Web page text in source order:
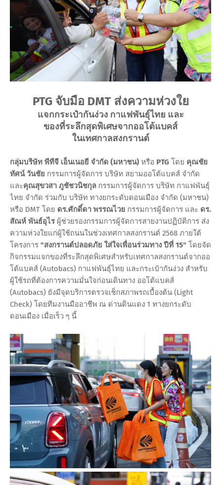
PTG จับมือ DMT ส่งความห่วงใย
แจกกระเป๋ากันง่วง กาแฟพันธุ์ไทย และ
ของที่ระลึกสุดพิเศษจากออโต้แบคส์
ในเทศกาลสงกรานต์
กลุ่มบริษัท พีทีจี เอ็นเนอยี จำกัด (มหาชน) หรือ PTG โดย คุณชัย
ทัศน์ วันชัย กรรมการผู้จัดการ บริษัท สยามออโต้แบคส์ จำกัด
และคุณสุขวสา ภูชัชวนิชกุล กรรมการผู้จัดการ บริษัท กาแฟพันธุ์
ไทย จำกัด ร่วมกับ บริษัท ทางยกระดับดอนเมือง จำกัด (มหาชน)
หรือ DMT โดย ดร.ศักดิ์ดา พรรณไวย กรรมการผู้จัดการ และ ดร.
สัณห์ พันธ์อุไร ผู้ช่วยรองกรรมการผู้จัดการสายงานปฏิบัติการ ส่ง
ความห่วงใยแก่ผู้ใช้ถนนในช่วงเทศกาลสงกรานต์ 2568 ภายใต้
โครงการ "สงกรานต์ปลอดภัย ใส่ใจเพื่อนร่วมทาง ปีที่ 15" โดยจัด
กิจกรรมแจกของที่ระลึกสุดพิเศษสำหรับเทศกาลสงกรานต์จากออ
โต้แบคส์ (Autobacs) กาแฟพันธุ์ไทย และกระเป๋ากันง่วง สำหรับ
ผู้ใช้รถที่ต้องการความมั่นใจก่อนเดินทาง ออโต้แบคส์
(Autobacs) ยังมีจุดบริการตรวจเช็กสภาพรถเบื้องต้น (Light
Check) โดยทีมงานมืออาชีพ ณ ด่านดินแดง 1 ทางยกระดับ
ดอนเมือง เมื่อเร็ว ๆ นี้